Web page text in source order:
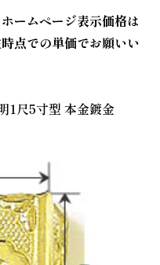
ームページ表示価格は
点での単価でお願いい
1尺5寸型 本金鍍金